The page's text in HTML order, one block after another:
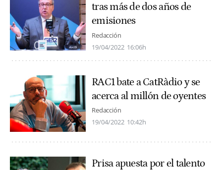
tras más de dos años de
emisiones
Redacción
19/04/2022 16:06h
RAC1 bate a CatRàdio y se
acerca al millón de oyentes
Redacción
19/04/2022 10:42h
Prisa apuesta por el talento